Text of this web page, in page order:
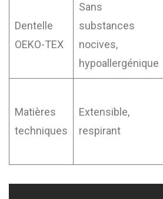
Dentelle
OEKO-TEX
Sans
substances
nocives,
hypoallergénique
Matières
techniques
Extensible,
respirant